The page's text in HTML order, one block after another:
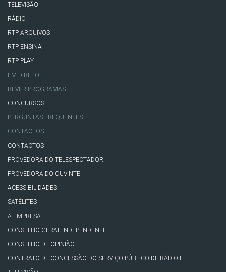
TELEVISÃO
RÁDIO
RTP ARQUIVOS
RTP ENSINA
RTP PLAY
EM DIRETO
REVER PROGRAMAS
CONCURSOS
PERGUNTAS FREQUENTES
CONTACTOS
CONTACTOS
PROVEDORA DO TELESPECTADOR
PROVEDORA DO OUVINTE
ACESSIBILIDADES
SATÉLITES
A EMPRESA
CONSELHO GERAL INDEPENDENTE
CONSELHO DE OPINIÃO
CONTRATO DE CONCESSÃO DO SERVIÇO PÚBLICO DE RÁDIO E